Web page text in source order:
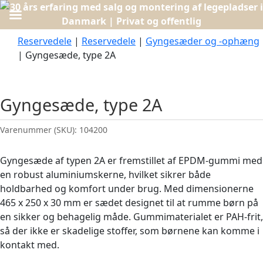
Reservedele | Reservedele | Gyngesæder og -ophæng
| Gyngesæde, type 2A
Gyngesæde, type 2A
Varenummer (SKU): 104200
Gyngesæde af typen 2A er fremstillet af EPDM-gummi med
en robust aluminiumskerne, hvilket sikrer både
holdbarhed og komfort under brug. Med dimensionerne
465 x 250 x 30 mm er sædet designet til at rumme børn på
en sikker og behagelig måde. Gummimaterialet er PAH-frit,
så der ikke er skadelige stoffer, som børnene kan komme i
kontakt med.